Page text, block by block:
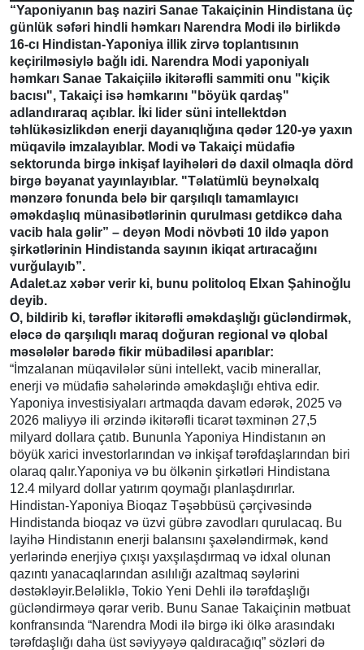
“Yaponiyanın baş naziri Sanae Takaiçinin Hindistana üç
günlük səfəri hindli həmkarı Narendra Modi ilə birlikdə
16-cı Hindistan-Yaponiya illik zirvə toplantısının
keçirilməsiylə bağlı idi. Narendra Modi yaponiyalı
həmkarı Sanae Takaiçiilə ikitərəfli sammiti onu "kiçik
bacısı", Takaiçi isə həmkarını "böyük qardaş"
adlandıraraq açıblar. İki lider süni intellektdən
təhlükəsizlikdən enerji dayanıqlığına qədər 120-yə yaxın
müqavilə imzalayıblar. Modi və Takaiçi müdafiə
sektorunda birgə inkişaf layihələri də daxil olmaqla dörd
birgə bəyanat yayınlayıblar. "Təlatümlü beynəlxalq
mənzərə fonunda belə bir qarşılıqlı tamamlayıcı
əməkdaşlıq münasibətlərinin qurulması getdikcə daha
vacib hala gəlir” – deyən Modi növbəti 10 ildə yapon
şirkətlərinin Hindistanda sayının ikiqat artıracağını
vurğulayıb”.
Adalet.az xəbər verir ki, bunu politoloq Elxan Şahinoğlu
deyib.
O, bildirib ki, tərəflər ikitərəfli əməkdaşlığı gücləndirmək,
eləcə də qarşılıqlı maraq doğuran regional və qlobal
məsələlər barədə fikir mübadiləsi aparıblar:
“İmzalanan müqavilələr süni intellekt, vacib minerallar,
enerji və müdafiə sahələrində əməkdaşlığı ehtiva edir.
Yaponiya investisiyaları artmaqda davam edərək, 2025 və
2026 maliyyə ili ərzində ikitərəfli ticarət təxminən 27,5
milyard dollara çatıb. Bununla Yaponiya Hindistanın ən
böyük xarici investorlarından və inkişaf tərəfdaşlarından biri
olaraq qalır.Yaponiya və bu ölkənin şirkətləri Hindistana
12.4 milyard dollar yatırım qoymağı planlaşdırırlar.
Hindistan-Yaponiya Bioqaz Təşəbbüsü çərçivəsində
Hindistanda bioqaz və üzvi gübrə zavodları qurulacaq. Bu
layihə Hindistanın enerji balansını şaxələndirmək, kənd
yerlərində enerjiyə çıxışı yaxşılaşdırmaq və idxal olunan
qazıntı yanacaqlarından asılılığı azaltmaq səylərini
dəstəkləyir.Beləliklə, Tokio Yeni Dehli ilə tərəfdaşlığı
gücləndirməyə qərar verib. Bunu Sanae Takaiçinin mətbuat
konfransında “Narendra Modi ilə birgə iki ölkə arasındakı
tərəfdaşlığı daha üst səviyyəyə qaldıracağıq” sözləri də